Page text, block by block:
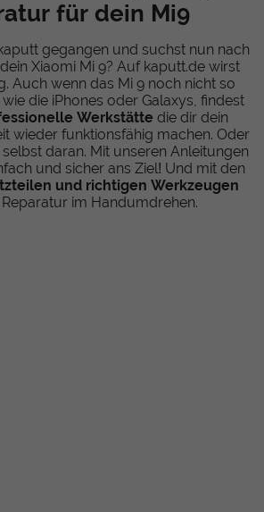
für dein Mi9
gegangen und suchst nun nach
Xiaomi Mi 9? Auf kaputt.de wirst
Auch wenn das Mi 9 noch nicht so
die iPhones oder Galaxys, findest
Werkstätte die dir dein
wieder funktionsfähig machen. Oder
daran. Mit unseren Anleitungen
und sicher ans Ziel! Und mit den
und richtigen Werkzeugen
im Handumdrehen.